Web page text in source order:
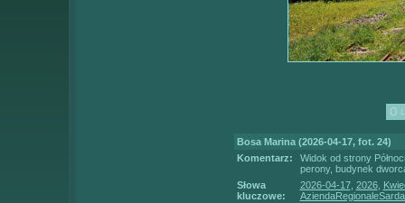
Bosa Marina (2026-04-17, fot. 24)
Komentarz:
Widok od strony
perony, budynek
Słowa
kluczowe:
2026-04-17, 2026,